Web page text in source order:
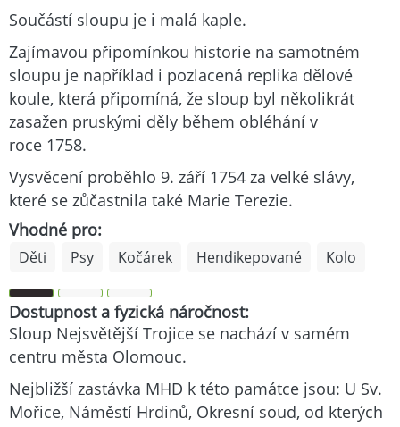
Součástí sloupu je i malá kaple.
Zajímavou připomínkou historie na samotném
sloupu je například i pozlacená replika dělové
koule, která připomíná, že sloup byl několikrát
zasažen pruskými děly během obléhání v
roce 1758.
Vysvěcení proběhlo 9. září 1754 za velké slávy,
které se zůčastnila také Marie Terezie.
Vhodné pro:
Děti Psy Kočárek Hendikepované Kolo
Dostupnost a fyzická náročnost:
Sloup Nejsvětější Trojice se nachází v samém
centru města Olomouc.
Nejbližší zastávka MHD k této památce jsou: U Sv.
Mořice, Náměstí Hrdinů, Okresní soud, od kterých